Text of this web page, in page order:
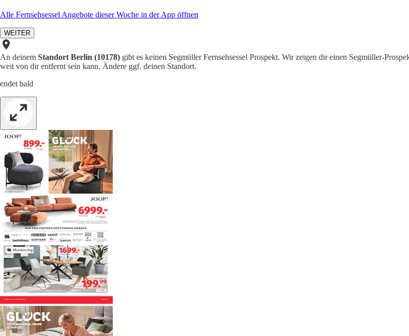
Alle Fernsehsessel Angebote dieser Woche in der App öffnen
WEITER
An deinem Standort Berlin (10178) gibt es keinen Segmüller Fernsehsessel Prospekt. Wir zeigen dir einen Segmüller-
weit von dir entfernt sein kann. Ändere ggf. deinen Standort.
endet bald